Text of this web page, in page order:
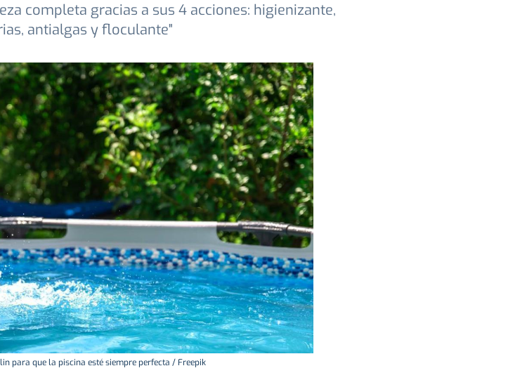
completa gracias a sus 4 acciones: higienizante,
antialgas y floculante"
para que la piscina esté siempre perfecta / Freepik